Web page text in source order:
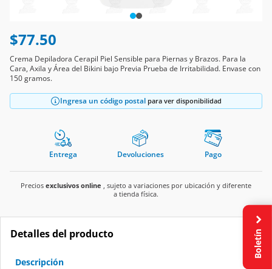
$77.50
Crema Depiladora Cerapil Piel Sensible para Piernas y Brazos. Para la
Cara, Axila y Área del Bikini bajo Previa Prueba de Irritabilidad. Envase con
150 gramos.
Ingresa un código postal para ver disponibilidad
Entrega Devoluciones Pago
Precios exclusivos online , sujeto a variaciones por ubicación y diferente
a tienda física.
Detalles del producto
Descripción
Boletín